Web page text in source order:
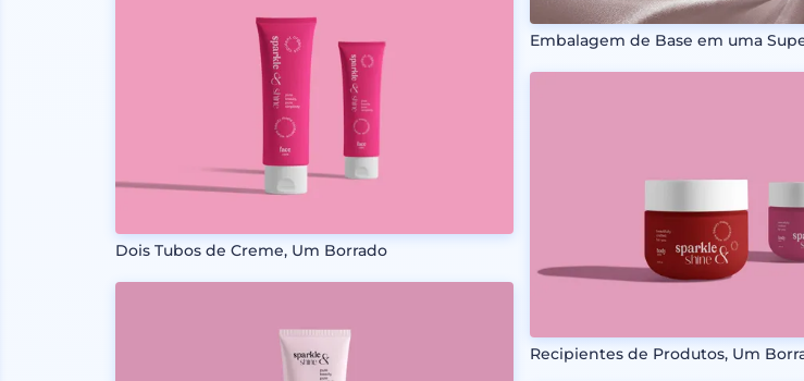
Dois Tubos de Creme, Um Borrado
Embalagem de Base em uma
Recipientes de Produtos, Um